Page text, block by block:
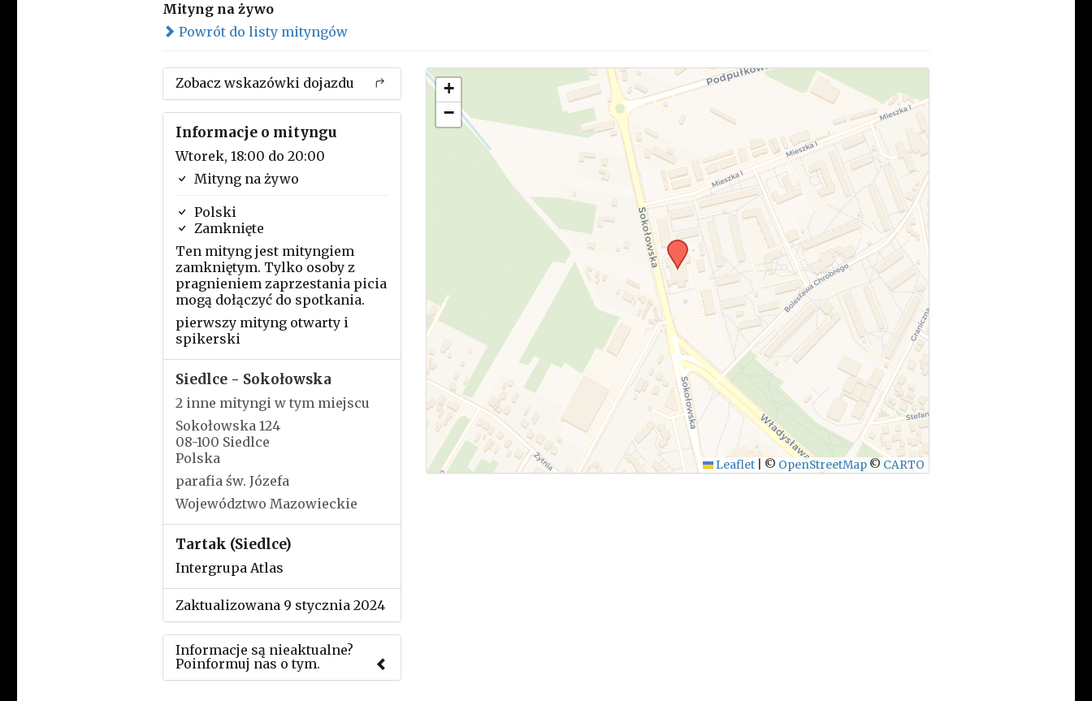
Mityng na żywo
Powrót do listy mityngów
Zobacz wskazówki dojazdu
Informacje o mityngu
Wtorek, 18:00 do 20:00
Mityng na żywo
Polski
Zamknięte
Ten mityng jest mityngiem
zamkniętym. Tylko osoby z
pragnieniem zaprzestania picia
mogą dołączyć do spotkania.
pierwszy mityng otwarty i
spikerski
Siedlce - Sokołowska
2 inne mityngi w tym miejscu
Sokołowska 124
08-100 Siedlce
Polska
parafia św. Józefa
Województwo Mazowieckie
Tartak (Siedlce)
Intergrupa Atlas
Zaktualizowana 9 stycznia 2024
Informacje są nieaktualne?
Poinformuj nas o tym.
+
−
Leaflet © OpenStreetMap © CARTO